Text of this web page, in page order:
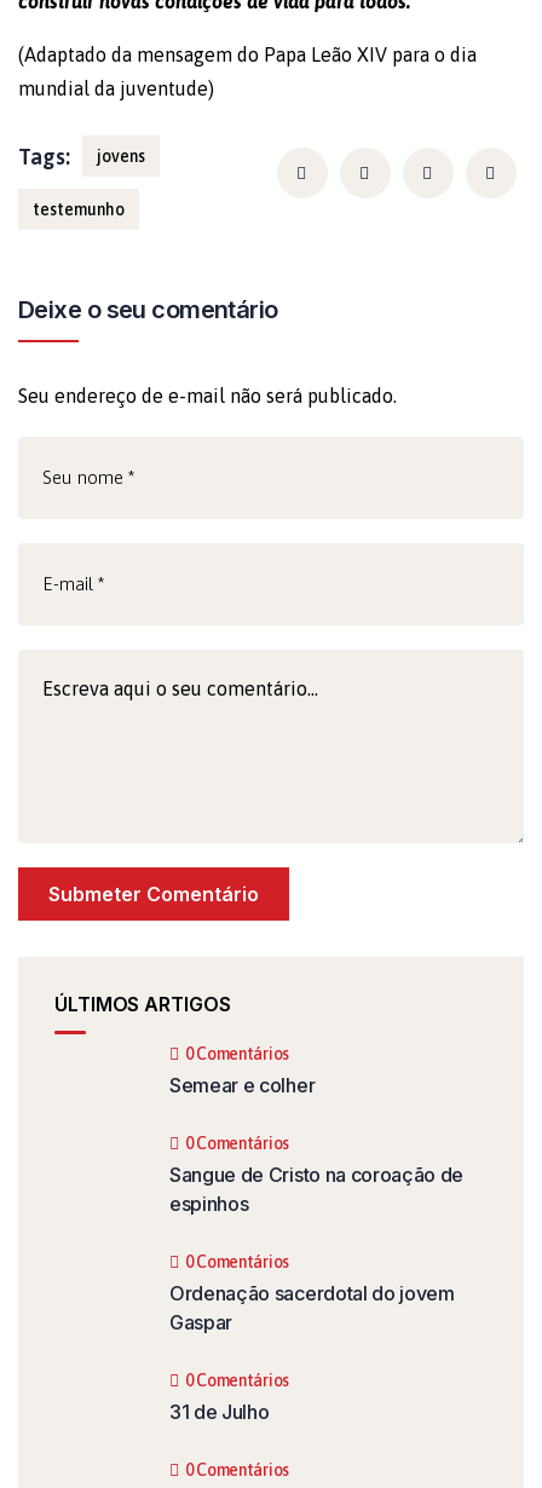
(Adaptado da mensagem do Papa Leão XIV para o dia
mundial da juventude)
Tags: jovens
testemunho
Deixe o seu comentário
Seu endereço de e-mail não será publicado.
ÚLTIMOS ARTIGOS
0 Comentários
Semear e colher
0 Comentários
Sangue de Cristo na coroação de
espinhos
0 Comentários
Ordenação sacerdotal do jovem
Gaspar
0 Comentários
31 de Julho
0 Comentários